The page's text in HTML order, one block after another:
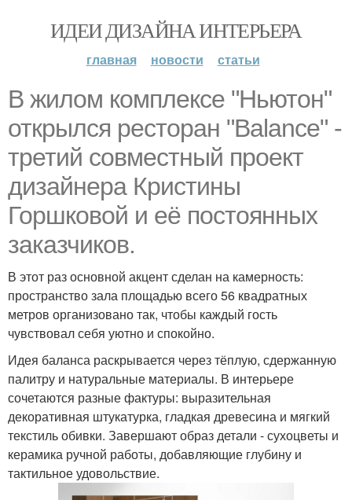
ИДЕИ ДИЗАЙНА ИНТЕРЬЕРА
главная новости статьи
В жилом комплексе "Ньютон"
открылся ресторан "Balance" -
третий совместный проект
дизайнера Кристины
Горшковой и её постоянных
заказчиков.
В этот раз основной акцент сделан на камерность:
пространство зала площадью всего 56 квадратных
метров организовано так, чтобы каждый гость
чувствовал себя уютно и спокойно.
Идея баланса раскрывается через тёплую, сдержанную
палитру и натуральные материалы. В интерьере
сочетаются разные фактуры: выразительная
декоративная штукатурка, гладкая древесина и мягкий
текстиль обивки. Завершают образ детали - сухоцветы и
керамика ручной работы, добавляющие глубину и
тактильное удовольствие.